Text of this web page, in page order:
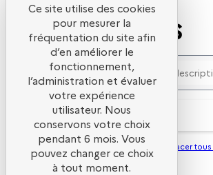
partenaires
PARTENAIRES
Effacer
Ce site utilise des cookies
pour mesurer la
fréquentation du site afin
d’en améliorer le
fonctionnement,
l’administration et évaluer
votre expérience
utilisateur. Nous
conservons votre choix
pendant 6 mois. Vous
pouvez changer ce choix
à tout moment.